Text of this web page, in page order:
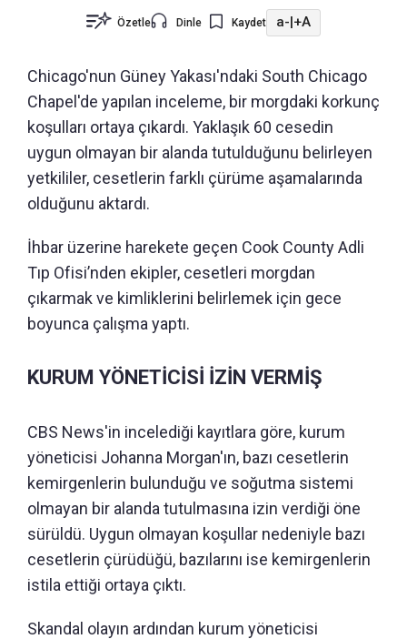
Özetle Dinle Kaydet a-|+A
Chicago'nun Güney Yakası'ndaki South Chicago
Chapel'de yapılan inceleme, bir morgdaki korkunç
koşulları ortaya çıkardı. Yaklaşık 60 cesedin
uygun olmayan bir alanda tutulduğunu belirleyen
yetkililer, cesetlerin farklı çürüme aşamalarında
olduğunu aktardı.
İhbar üzerine harekete geçen Cook County Adli
Tıp Ofisi’nden ekipler, cesetleri morgdan
çıkarmak ve kimliklerini belirlemek için gece
boyunca çalışma yaptı.
KURUM YÖNETİCİSİ İZİN VERMİŞ
CBS News'in incelediği kayıtlara göre, kurum
yöneticisi Johanna Morgan'ın, bazı cesetlerin
kemirgenlerin bulunduğu ve soğutma sistemi
olmayan bir alanda tutulmasına izin verdiği öne
sürüldü. Uygun olmayan koşullar nedeniyle bazı
cesetlerin çürüdüğü, bazılarını ise kemirgenlerin
istila ettiği ortaya çıktı.
Skandal olayın ardından kurum yöneticisi